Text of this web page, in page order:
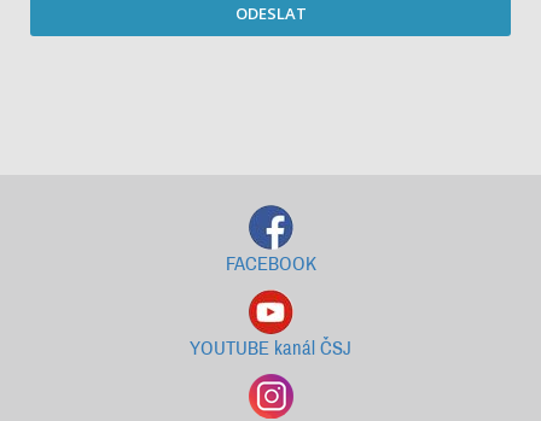
ODESLAT
FACEBOOK
YOUTUBE kanál ČSJ